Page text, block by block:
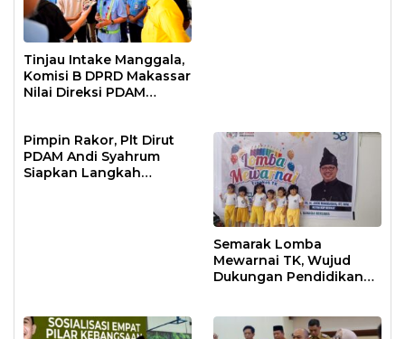
Tinjau Intake Manggala,
Komisi B DPRD Makassar
Nilai Direksi PDAM
Pimpin Rakor, Plt Dirut
PDAM Andi Syahrum
Siapkan Langkah
Semarak Lomba
Mewarnai TK, Wujud
Dukungan Pendidikan